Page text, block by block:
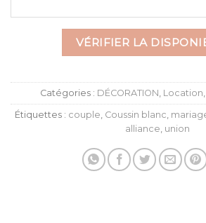
VÉRIFIER LA
Catégories : DÉCORATION Location
Étiquettes : couple Coussin blanc
alliance union